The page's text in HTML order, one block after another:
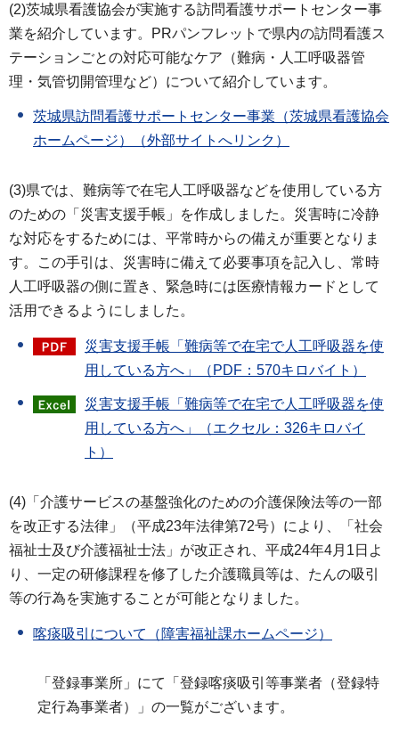
(2)茨城県看護協会が実施する訪問看護サポートセンター事
業を紹介しています。PRパンフレットで県内の訪問看護ス
テーションごとの対応可能なケア（難病・人工呼吸器管
理・気管切開管理など）について紹介しています。
茨城県訪問看護サポートセンター事業（茨城県看護協会
ホームページ）（外部サイトへリンク）
(3)県では、難病等で在宅人工呼吸器などを使用している方
のための「災害支援手帳」を作成しました。災害時に冷静
な対応をするためには、平常時からの備えが重要となりま
す。この手引は、災害時に備えて必要事項を記入し、常時
人工呼吸器の側に置き、緊急時には医療情報カードとして
活用できるようにしました。
災害支援手帳「難病等で在宅で人工呼吸器を使
用している方へ」（PDF：570キロバイト）
災害支援手帳「難病等で在宅で人工呼吸器を使
用している方へ」（エクセル：326キロバイ
ト）
(4)「介護サービスの基盤強化のための介護保険法等の一部
を改正する法律」（平成23年法律第72号）により、「社会
福祉士及び介護福祉士法」が改正され、平成24年4月1日よ
り、一定の研修課程を修了した介護職員等は、たんの吸引
等の行為を実施することが可能となりました。
喀痰吸引について（障害福祉課ホームページ）
「登録事業所」にて「登録喀痰吸引等事業者（登録特
定行為事業者）」の一覧がございます。